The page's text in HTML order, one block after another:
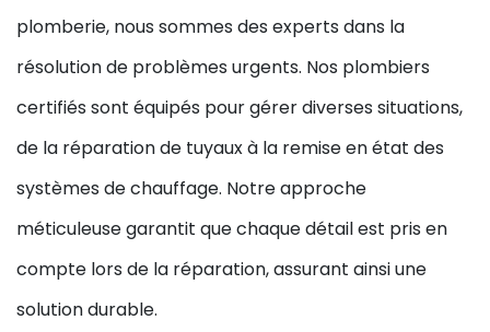
plomberie, nous sommes des experts dans la
résolution de problèmes urgents. Nos plombiers
certifiés sont équipés pour gérer diverses situations,
de la réparation de tuyaux à la remise en état des
systèmes de chauffage. Notre approche
méticuleuse garantit que chaque détail est pris en
compte lors de la réparation, assurant ainsi une
solution durable.